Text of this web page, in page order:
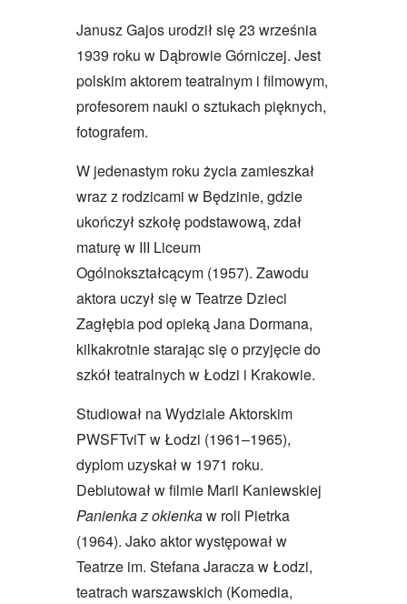
Janusz Gajos urodził się 23 września
1939 roku w Dąbrowie Górniczej. Jest
polskim aktorem teatralnym i filmowym,
profesorem nauki o sztukach pięknych,
fotografem.
W jedenastym roku życia zamieszkał
wraz z rodzicami w Będzinie, gdzie
ukończył szkołę podstawową, zdał
maturę w III Liceum
Ogólnokształcącym (1957). Zawodu
aktora uczył się w Teatrze Dzieci
Zagłębia pod opieką Jana Dormana,
kilkakrotnie starając się o przyjęcie do
szkół teatralnych w Łodzi i Krakowie.
Studiował na Wydziale Aktorskim
PWSFTviT w Łodzi (1961–1965),
dyplom uzyskał w 1971 roku.
Debiutował w filmie Marii Kaniewskiej
Panienka z okienkaw roli Pietrka
(1964). Jako aktor występował w
Teatrze im. Stefana Jaracza w Łodzi,
teatrach warszawskich (Komedia,